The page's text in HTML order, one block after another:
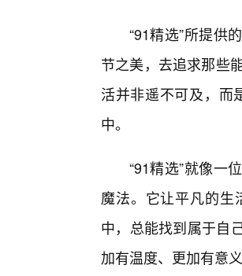
“91精选”所提供
节之美，去追求那些
活并非遥不可及，而
中。
“91精选”就像一
魔法。它让平凡的生
中，总能找到属于自
加有温度、更加有意